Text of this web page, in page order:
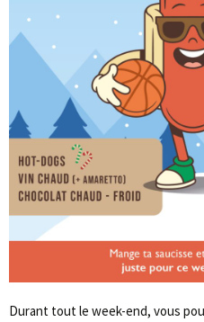
Durant tout le week-end, vous